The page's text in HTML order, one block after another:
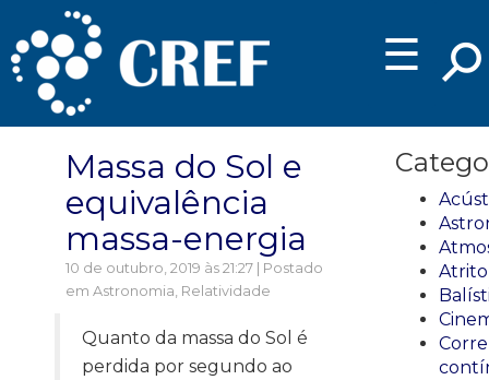
☰
Massa do Sol e
equivalência
massa-energia
10 de outubro, 2019 às 21:27 | Postado
em Astronomia, Relatividade
Quanto da massa do Sol é
perdida por segundo ao
Atrito